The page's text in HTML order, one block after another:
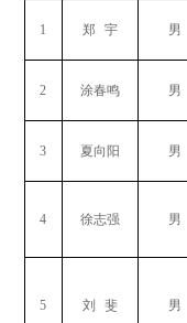
1 郑 宇 男
2 涂春鸣 男
3 夏向阳 男
4 徐志强 男
5 刘 斐 男